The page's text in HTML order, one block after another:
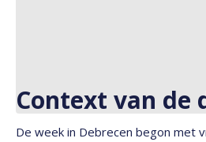
Context van de
De week in Debrecen begon met